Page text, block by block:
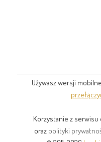
Używasz wersji
Korzystanie z serwisu
oraz polityki